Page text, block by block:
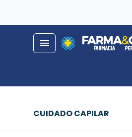
menu
CUIDADO CAPILAR
close
store
local_shipping